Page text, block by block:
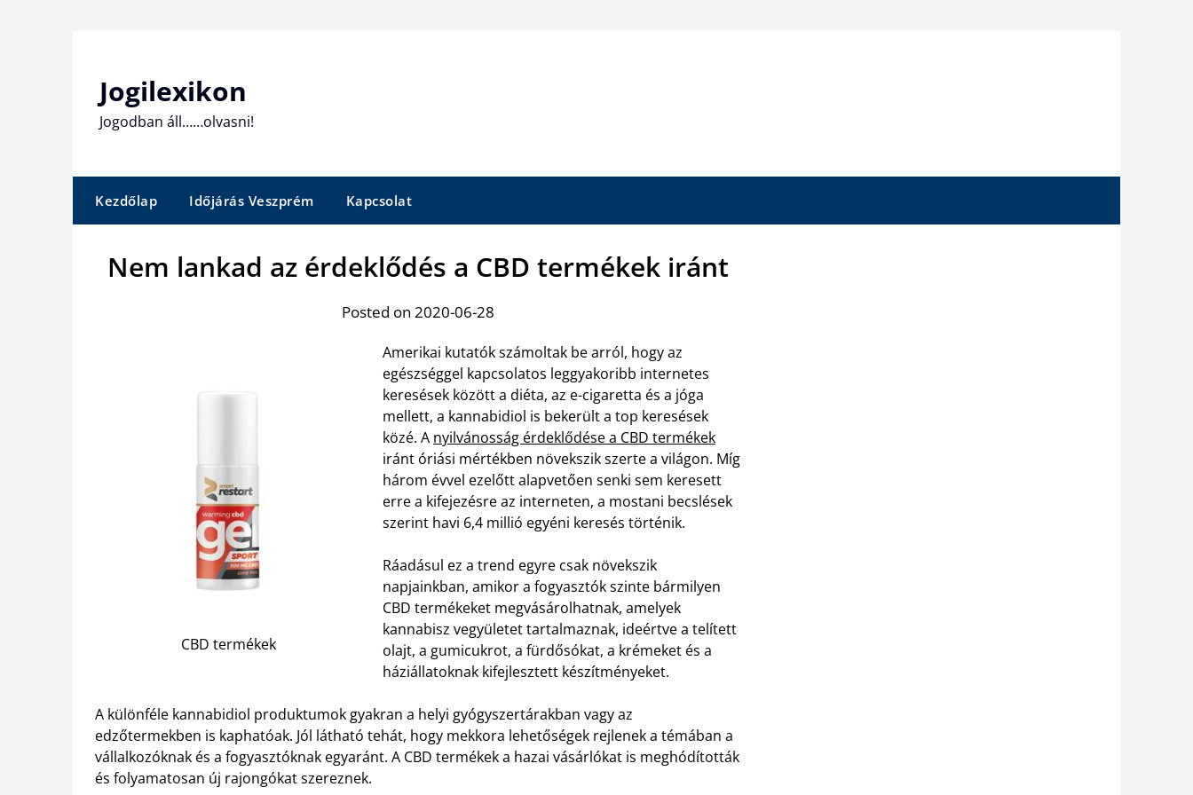
Jogilexikon
Jogodban áll……olvasni!
Kezdőlap Időjárás Veszprém Kapcsolat
Nem lankad az érdeklődés a CBD termékek iránt
Posted on 2020-06-28
CBD termékek
Amerikai kutatók számoltak be arról, hogy az
egészséggel kapcsolatos leggyakoribb internetes
keresések között a diéta, az e-cigaretta és a jóga
mellett, a kannabidiol is bekerült a top keresések
közé. A nyilvánosság érdeklődése a CBD termékek
iránt óriási mértékben növekszik szerte a világon. Míg
három évvel ezelőtt alapvetően senki sem keresett
erre a kifejezésre az interneten, a mostani becslések
szerint havi 6,4 millió egyéni keresés történik.
Ráadásul ez a trend egyre csak növekszik
napjainkban, amikor a fogyasztók szinte bármilyen
CBD termékeket megvásárolhatnak, amelyek
kannabisz vegyületet tartalmaznak, ideértve a telített
olajt, a gumicukrot, a fürdősókat, a krémeket és a
háziállatoknak kifejlesztett készítményeket.
A különféle kannabidiol produktumok gyakran a helyi gyógyszertárakban vagy az
edzőtermekben is kaphatóak. Jól látható tehát, hogy mekkora lehetőségek rejlenek a témában a
vállalkozóknak és a fogyasztóknak egyaránt. A CBD termékek a hazai vásárlókat is meghódították
és folyamatosan új rajongókat szereznek.